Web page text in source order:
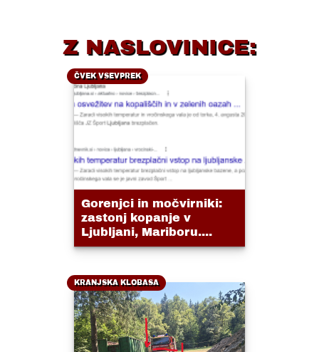
Z NASLOVINICE:
ČVEK VSEVPREK
Gorenjci in močvirniki:
zastonj kopanje v
Ljubljani, Mariboru....
KRANJSKA KLOBASA